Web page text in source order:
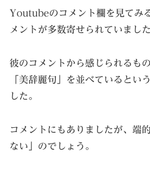
Youtubeのコメント欄を見てみ
メントが多数寄せられていました
彼のコメントから感じられるも
「美辞麗句」を並べているとい
した。
コメントにもありましたが、端
ない」のでしょう。